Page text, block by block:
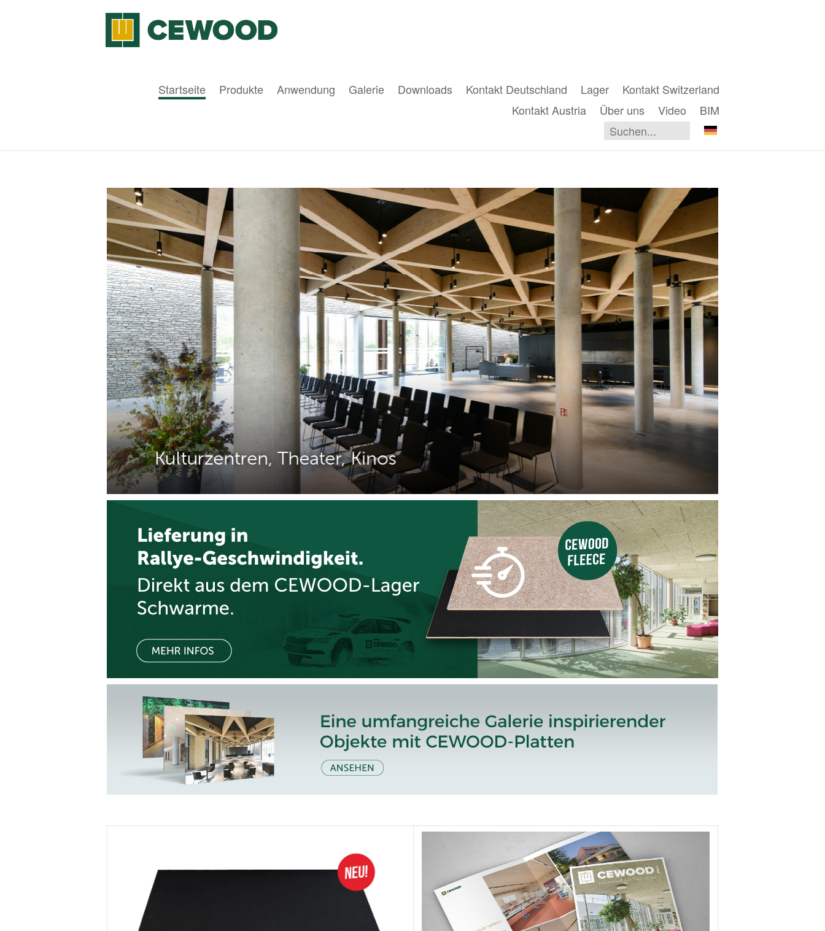
Startseite Produkte Anwendung Galerie Downloads Kontakt Deutschland Lager
Kontakt Switzerland
Kontakt Austria
Über uns Video BIM